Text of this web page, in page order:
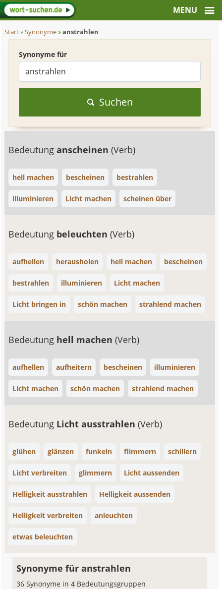
Start»Synonyme»anstrahlen
Synonyme für
Suchen
Bedeutunganscheinen(Verb)
hell machen bescheinen bestrahlen
illuminieren Licht machen scheinen über
Bedeutung beleuchten(Verb)
aufhellen herausholen hell machen bescheinen
bestrahlen illuminieren Licht machen
Licht bringen in schön machen strahlend machen
Bedeutung hell machen(Verb)
aufhellen aufheitern bescheinen illuminieren
Licht machen schön machen strahlend machen
Bedeutung Licht ausstrahlen(Verb)
glühen glänzen funkeln flimmern schillern
Licht verbreiten glimmern Licht aussenden
Helligkeit ausstrahlen Helligkeit aussenden
Helligkeit verbreiten anleuchten
etwas beleuchten
Synonyme für anstrahlen
36 Synonyme in 4 Bedeutungsgruppen